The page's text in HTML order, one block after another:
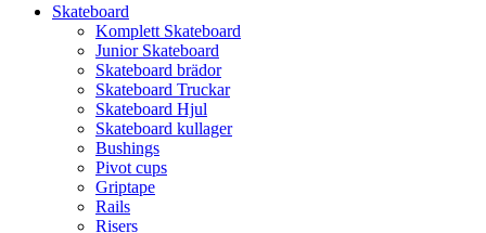
Skateboard
Komplett Skateboard
Junior Skateboard
Skateboard brädor
Skateboard Truckar
Skateboard Hjul
Skateboard kullager
Bushings
Pivot cups
Griptape
Rails
Risers